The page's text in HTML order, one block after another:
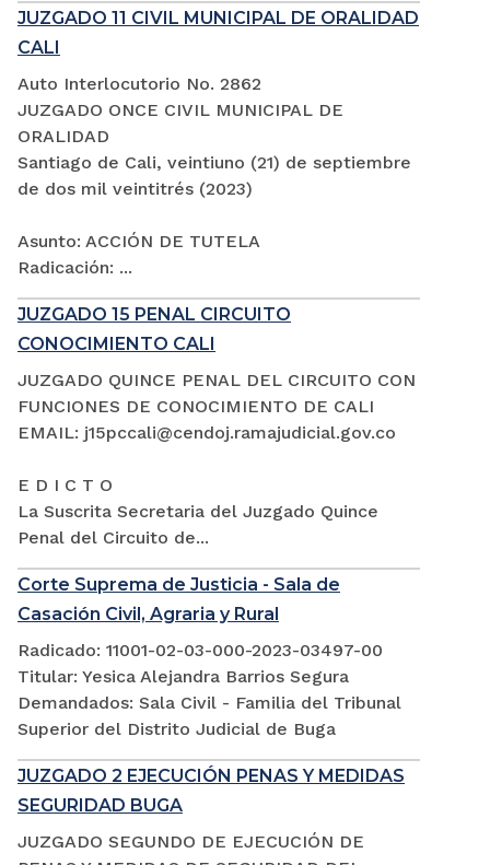
JUZGADO 11 CIVIL MUNICIPAL DE ORALIDAD
CALI
Auto Interlocutorio No. 2862
JUZGADO ONCE CIVIL MUNICIPAL DE
ORALIDAD
Santiago de Cali, veintiuno (21) de septiembre
de dos mil veintitrés (2023)
Asunto: ACCIÓN DE TUTELA
Radicación: ...
JUZGADO 15 PENAL CIRCUITO
CONOCIMIENTO CALI
JUZGADO QUINCE PENAL DEL CIRCUITO CON
FUNCIONES DE CONOCIMIENTO DE CALI
EMAIL: j15pccali@cendoj.ramajudicial.gov.co
E D I C T O
La Suscrita Secretaria del Juzgado Quince
Penal del Circuito de...
Corte Suprema de Justicia - Sala de
Casación Civil, Agraria y Rural
Radicado: 11001-02-03-000-2023-03497-00
Titular: Yesica Alejandra Barrios Segura
Demandados: Sala Civil - Familia del Tribunal
Superior del Distrito Judicial de Buga
JUZGADO 2 EJECUCIÓN PENAS Y MEDIDAS
SEGURIDAD BUGA
JUZGADO SEGUNDO DE EJECUCIÓN DE